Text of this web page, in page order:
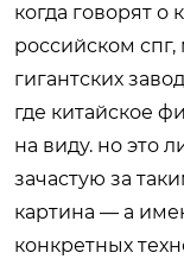
когда говорят о
российском
гигантских
где китайское
на виду. но это
зачастую за
картина — а
конкретных